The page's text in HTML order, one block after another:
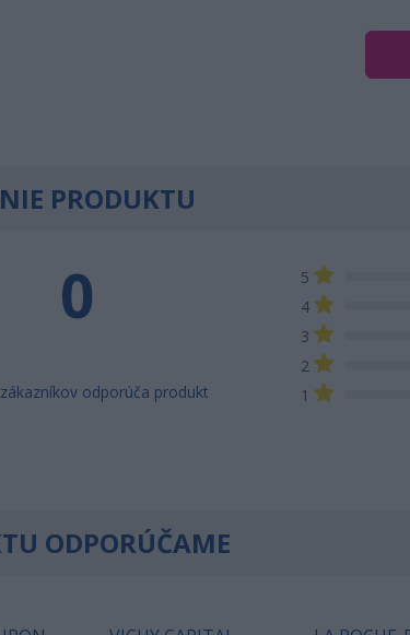
PRODUKTU
0
odporúča produkt
5
4
3
2
1
ODPORÚČAME